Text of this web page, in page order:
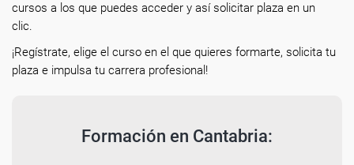
cursos a los que puedes acceder y así solicitar plaza en un
clic.
¡Regístrate, elige el curso en el que quieres formarte, solicita tu
plaza e impulsa tu carrera profesional!
Formación en Cantabria: